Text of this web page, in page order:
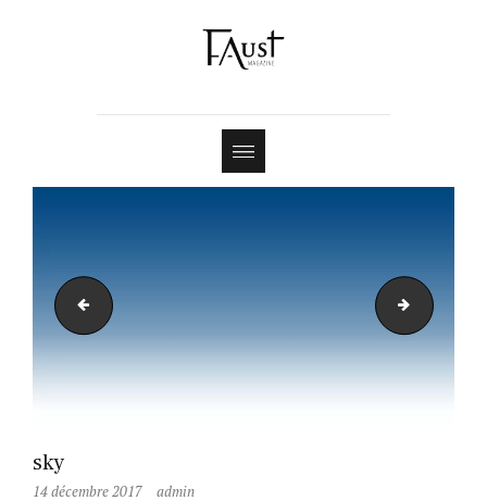
clouds-middle graph4
sky
14 décembre 2017 admin